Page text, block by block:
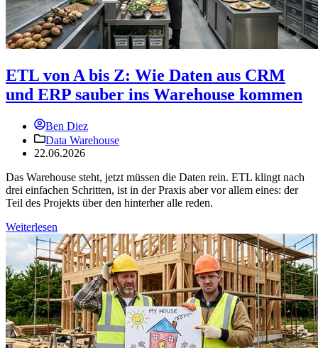
ETL von A bis Z: Wie Daten aus CRM
und ERP sauber ins Warehouse kommen
Ben Diez
Data Warehouse
22.06.2026
Das Warehouse steht, jetzt müssen die Daten rein. ETL klingt nach
drei einfachen Schritten, ist in der Praxis aber vor allem eines: der
Teil des Projekts über den hinterher alle reden.
Weiterlesen